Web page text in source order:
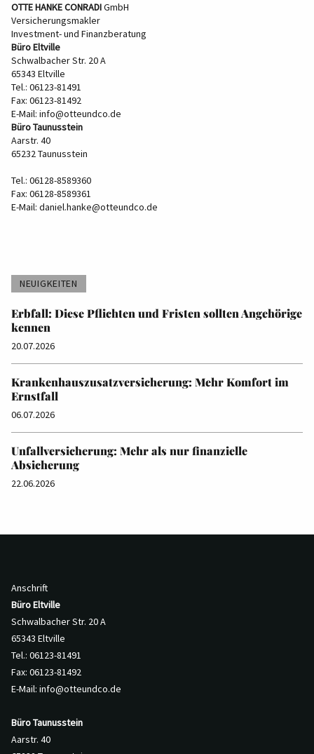
OTTE HANKE CONRADIGmbH
Versicherungsmakler
Investment- und Finanzberatung
Büro Eltville
Schwalbacher Str. 20 A
65343 Eltville
Tel.: 06123-81491
Fax: 06123-81492
E-Mail: info@otteundco.de
Büro Taunusstein
Aarstr. 40
65232 Taunusstein
Tel.: 06128-8589360
Fax: 06128-8589361
E-Mail: daniel.hanke@otteundco.de
NEUIGKEITEN
Erbfall: Diese Pflichten und Fristen sollten Angehörige
kennen
20.07.2026
Krankenhauszusatzversicherung: Mehr Komfort im
Ernstfall
06.07.2026
Unfallversicherung: Mehr als nur finanzielle
Absicherung
22.06.2026
Anschrift
Büro Eltville
Schwalbacher Str. 20 A
65343 Eltville
Tel.: 06123-81491
Fax: 06123-81492
E-Mail: info@otteundco.de
Büro Taunusstein
Aarstr. 40